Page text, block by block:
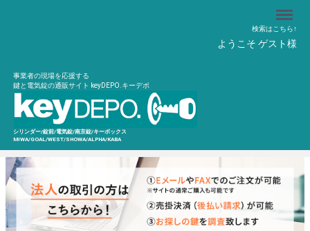
検索はこちら↑
ようこそ ゲスト様
事業者の現場を応援する
鍵と電気錠の通販サイト keyDEPO.キーデポ
シリンダー/錠前/電気錠/南京錠/キーボックス
MIWA/GOAL/WEST/SHOWA/ALPHA/KABA
Menu